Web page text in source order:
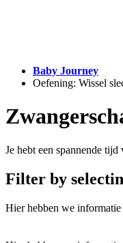
Baby Journey
Oefening: Wissel
Je hebt een spannende
Filter by
Hier hebben we